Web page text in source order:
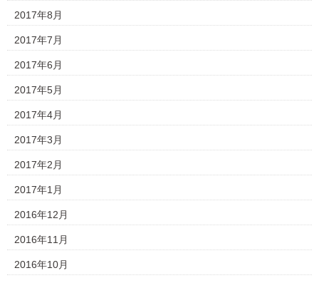
2017年8月
2017年7月
2017年6月
2017年5月
2017年4月
2017年3月
2017年2月
2017年1月
2016年12月
2016年11月
2016年10月